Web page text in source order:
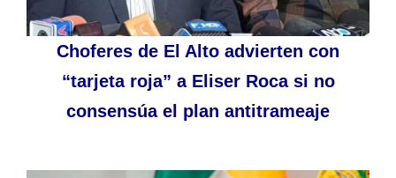
Choferes de El Alto advierten con
“tarjeta roja” a Eliser Roca si no
consensúa el plan antitrameaje